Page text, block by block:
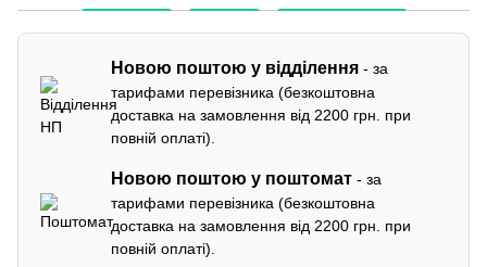
Новою поштою у відділення - за
тарифами перевізника (безкоштовна
доставка на замовлення від 2200 грн. при
повній оплаті).
Новою поштою у поштомат - за
тарифами перевізника (безкоштовна
доставка на замовлення від 2200 грн. при
повній оплаті).